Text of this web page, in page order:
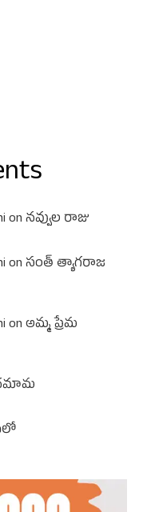
on నవ్వుల రాజు
on సంత్ త్యాగరాజ
on అమ్మ ప్రేమ